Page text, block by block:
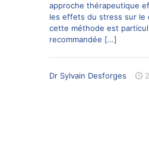
approche thérapeutique
les effets du stress sur le
cette méthode est
recommandée […]
Dr Sylvain Desforges